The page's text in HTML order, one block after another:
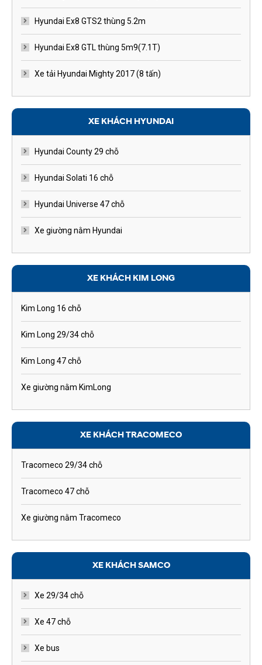
Hyundai Ex8 GTS2 thùng 5.2m
Hyundai Ex8 GTL thùng 5m9(7.1T)
Xe tải Hyundai Mighty 2017 (8 tấn)
XE KHÁCH HYUNDAI
Hyundai County 29 chỗ
Hyundai Solati 16 chỗ
Hyundai Universe 47 chỗ
Xe giường nằm Hyundai
XE KHÁCH KIM LONG
Kim Long 16 chỗ
Kim Long 29/34 chỗ
Kim Long 47 chỗ
Xe giường nằm KimLong
XE KHÁCH TRACOMECO
Tracomeco 29/34 chỗ
Tracomeco 47 chỗ
Xe giường nằm Tracomeco
XE KHÁCH SAMCO
Xe 29/34 chỗ
Xe 47 chỗ
Xe bus